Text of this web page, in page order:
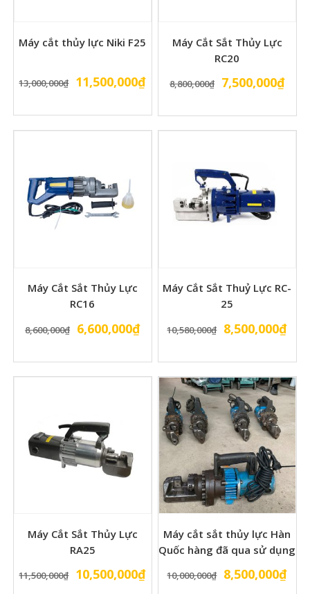
Máy cắt thủy lực Niki F25
13,000,000₫ Giá
là:
13,000,000₫.
11,500,000₫Giá
tại
là:
Máy Cắt Sắt Thủy Lực
RC20
8,800,000₫
Giá
là:
8,800,000₫.
7,500,000₫Giá
tại
là:
Máy Cắt Sắt Thủy Lực
RC16
8,600,000₫
Giá
là:
8,600,000₫.
6,600,000₫Giá
tại
là:
6,600,000₫.
Máy Cắt Sắt Thuỷ Lực RC-
25
10,580,000₫ Giá
là:
10,580,000₫.
8,500,000₫Giá
tại
là:
Máy Cắt Sắt Thủy Lực
RA25
11,500,000₫ Giá
10,500,000₫Giá
Máy cắt sắt thủy lực Hàn
Quốc hàng đã qua sử dụng
10,000,000₫ Giá
8,500,000₫Giá